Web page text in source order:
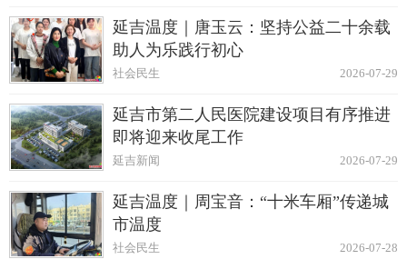
延吉温度｜唐玉云：坚持公益二十余载
助人为乐践行初心
2026-07-29
社会民生
延吉市第二人民医院建设项目有序推进
即将迎来收尾工作
2026-07-29
延吉新闻
延吉温度｜周宝音：“十米车厢”传递城
市温度
2026-07-28
社会民生